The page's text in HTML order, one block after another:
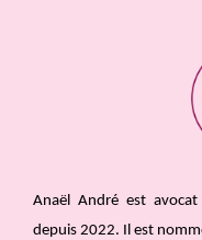
Anaël André est
depuis 2022. Il est